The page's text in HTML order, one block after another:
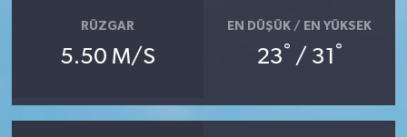
RÜZGAR
5.50 M/S
EN DÜŞÜK / EN YÜKSEK
23° / 31 °